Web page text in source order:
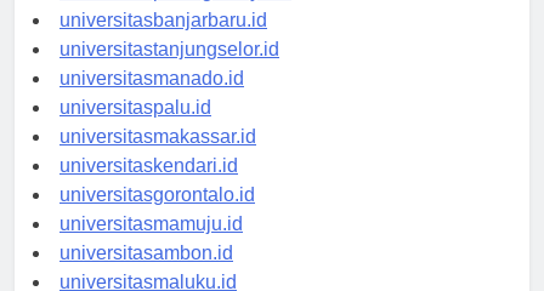
universitaspalangkaraya.id
universitasbanjarbaru.id
universitastanjungselor.id
universitasmanado.id
universitaspalu.id
universitasmakassar.id
universitaskendari.id
universitasgorontalo.id
universitasmamuju.id
universitasambon.id